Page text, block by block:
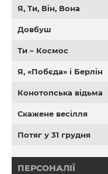
Я, Ти, Він, Вона
Довбуш
Ти – Космос
Я, «Побєда» і Берлін
Конотопська відьма
Скажене весілля
Потяг у 31 грудня
ПЕРСОНАЛІЇ